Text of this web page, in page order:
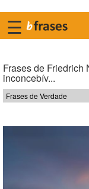
☰
Frases de Friedrich
inconcebív...
Frases de Verdade